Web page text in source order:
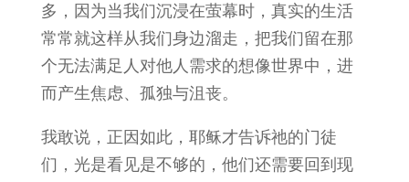
多，因为当我们沉浸在萤幕时，真实的生活
常常就这样从我们身边溜走，把我们留在那
个无法满足人对他人需求的想像世界中，进
而产生焦虑、孤独与沮丧。
我敢说，正因如此，耶稣才告诉祂的门徒
们，光是看见是不够的，他们还需要回到现